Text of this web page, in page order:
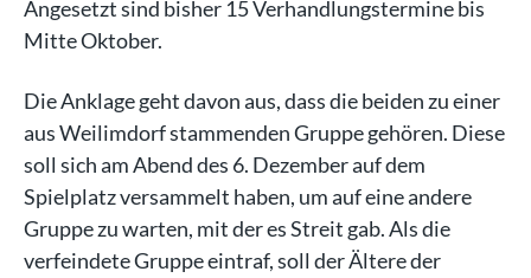
Angesetzt sind bisher 15 Verhandlungstermine bis
Mitte Oktober.
Die Anklage geht davon aus, dass die beiden zu einer
aus Weilimdorf stammenden Gruppe gehören. Diese
soll sich am Abend des 6. Dezember auf dem
Spielplatz versammelt haben, um auf eine andere
Gruppe zu warten, mit der es Streit gab. Als die
verfeindete Gruppe eintraf, soll der Ältere der